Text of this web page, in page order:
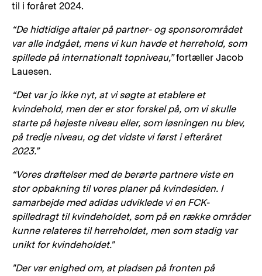
til i foråret 2024.
“De hidtidige aftaler på partner- og sponsorområdet
var alle indgået, mens vi kun havde et herrehold, som
spillede på internationalt topniveau,”fortæller Jacob
Lauesen.
“Det var jo ikke nyt, at vi søgte at etablere et
kvindehold, men der er stor forskel på, om vi skulle
starte på højeste niveau eller, som løsningen nu blev,
på tredje niveau, og det vidste vi først i efteråret
2023.”
“Vores drøftelser med de berørte partnere viste en
stor opbakning til vores planer på kvindesiden. I
samarbejde med adidas udviklede vi en FCK-
spilledragt til kvindeholdet, som på en række områder
kunne relateres til herreholdet, men som stadig var
unikt for kvindeholdet."
"Der var enighed om, at pladsen på fronten på